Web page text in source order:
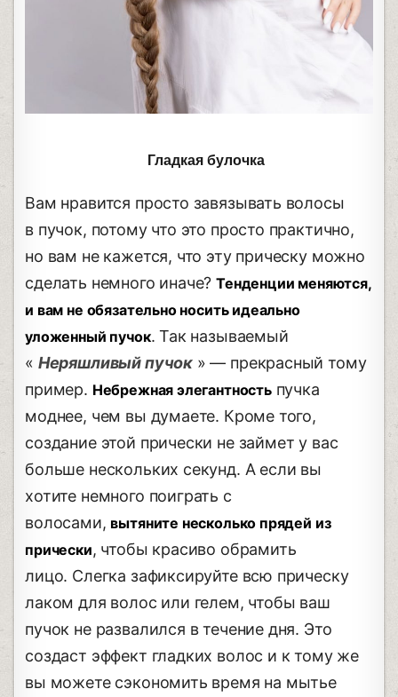
Гладкая булочка
Вам нравится просто завязывать волосы
в пучок, потому что это просто практично,
но вам не кажется, что эту прическу можно
сделать немного иначе?Тенденции меняются,
и вам не обязательно носить идеально
уложенный пучок. Так называемый
« Неряшливый пучок» — прекрасный тому
пример. Небрежная элегантностьпучка
моднее, чем вы думаете. Кроме того,
создание этой прически не займет у вас
больше нескольких секунд. А если вы
хотите немного поиграть с
волосами, вытяните несколько прядей из
прически, чтобы красиво обрамить
лицо. Слегка зафиксируйте всю прическу
лаком для волос или гелем, чтобы ваш
пучок не развалился в течение дня. Это
создаст эффект гладких волос и к тому же
вы можете сэкономить время на мытье